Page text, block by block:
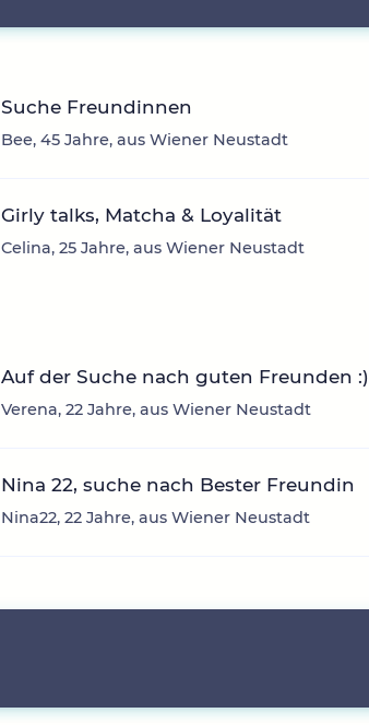
Suche Freundinnen
Bee, 45 Jahre, aus Wiener Neustadt
Girly talks, Matcha & Loyalität
Celina, 25 Jahre, aus Wiener Neustadt
Auf der Suche nach guten Freunden :)
Verena, 22 Jahre, aus Wiener Neustadt
Nina 22, suche nach Bester Freundin
Nina22, 22 Jahre, aus Wiener Neustadt